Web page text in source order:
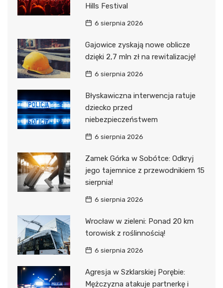
Hills Festival
6 sierpnia 2026
Gajowice zyskają nowe oblicze
dzięki 2,7 mln zł na rewitalizację!
6 sierpnia 2026
Błyskawiczna interwencja ratuje
dziecko przed
niebezpieczeństwem
6 sierpnia 2026
Zamek Górka w Sobótce: Odkryj
jego tajemnice z przewodnikiem 15
sierpnia!
6 sierpnia 2026
Wrocław w zieleni: Ponad 20 km
torowisk z roślinnością!
6 sierpnia 2026
Agresja w Szklarskiej Porębie:
Mężczyzna atakuje partnerkę i